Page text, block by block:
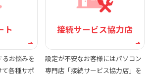
ト
るお悩みを
て各種サポ
接続サービス協力店
設定が不安なお客様にはパソコン
専門店「接続サービス協力店」を